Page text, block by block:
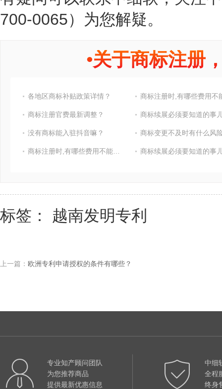
700-0065）为您解疑。
•关于商标注册
各地区商标补贴政策详情？
商标注册官费最新调整？ 商标续展必须要知道的事
没有商标能入驻抖音嘛？ 商标变更不及时有什么风
商标续展必须要知道的事
标签： 越南发明专利
上一篇： 欧洲专利申请授权的条件有哪些？
专业知产顾问团队
为您推荐商品
提供最新优惠信息
中细
全程
终身